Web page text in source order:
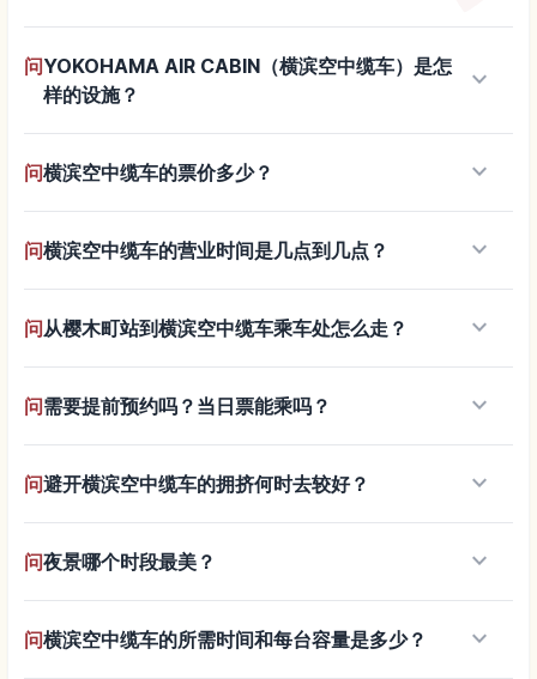
问YOKOHAMA AIR CABIN（横滨空中缆车）是怎
样的设施？
keyboard_arrow_down
问横滨空中缆车的票价多少？ keyboard_arrow_down
问横滨空中缆车的营业时间是几点到几点？ keyboard_arrow_down
问从樱木町站到横滨空中缆车乘车处怎么走？ keyboard_arrow_down
问需要提前预约吗？当日票能乘吗？ keyboard_arrow_down
问避开横滨空中缆车的拥挤何时去较好？ keyboard_arrow_down
问夜景哪个时段最美？ keyboard_arrow_down
问横滨空中缆车的所需时间和每台容量是多少？ keyboard_arrow_down